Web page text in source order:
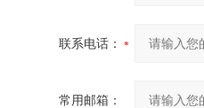
联系电话：
常用邮箱：